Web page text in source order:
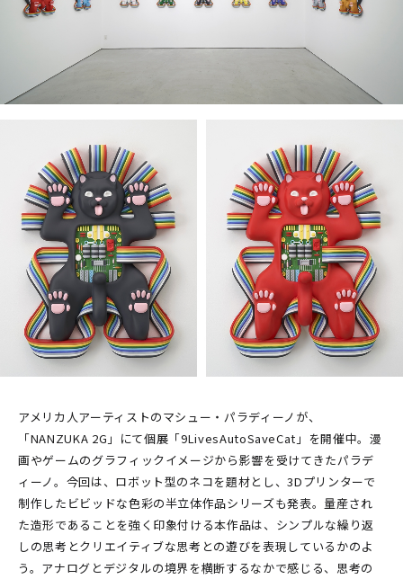
アメリカ人アーティストのマシュー・パラディーノが、
「NANZUKA 2G」にて個展「9LivesAutoSaveCat」を開催中。漫
画やゲームのグラフィックイメージから影響を受けてきたパラデ
ィーノ。今回は、ロボット型のネコを題材とし、3Dプリンターで
制作したビビッドな色彩の半立体作品シリーズも発表。量産され
た造形であることを強く印象付ける本作品は、シンプルな繰り返
しの思考とクリエイティブな思考との遊びを表現しているかのよ
う。アナログとデジタルの境界を横断するなかで感じる、思考の